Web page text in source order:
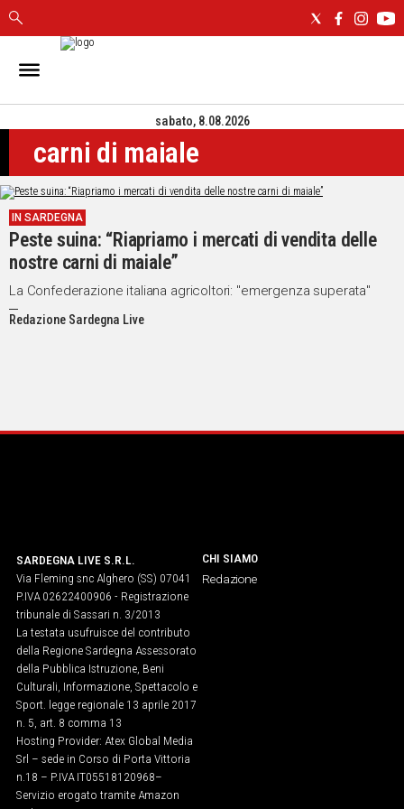
IN
CAGLIARI
SASSARI
NUORO
ORISTANO
SULCIS
GALLURA
OGLIASTRA
MEDIO
CAMPIDANO
IN
STORIE
VIDEO
UNISCITI
AL CANALE
WHATSAPP
sabato, 8.08.2026
carni di maiale
IN SARDEGNA
Peste suina: “Riapriamo i mercati di vendita delle
nostre carni di maiale”
La Confederazione italiana agricoltori: "emergenza superata"
Redazione Sardegna Live
SARDEGNA LIVE S.R.L.
Via Fleming snc Alghero (SS) 07041
P.IVA 02622400906 - Registrazione
tribunale di Sassari n. 3/2013
La testata usufruisce del contributo
della Regione Sardegna Assessorato
della Pubblica Istruzione, Beni
Culturali, Informazione, Spettacolo e
Sport. legge regionale 13 aprile 2017
n. 5, art. 8 comma 13
Hosting Provider: Atex Global Media
Srl – sede in Corso di Porta Vittoria
n.18 – P.IVA IT05518120968​–
Servizio erogato tramite Amazon
CHI SIAMO
Redazione